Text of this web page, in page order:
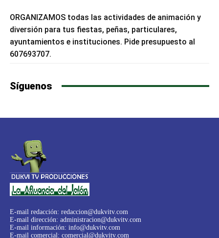
ORGANIZAMOS todas las actividades de animación y
diversión para tus fiestas, peñas, particulares,
ayuntamientos e instituciones. Pide presupuesto al
607693707.
Síguenos
E-mail redacción: redaccion@dukvitv.com
E-mail dirección: administracion@dukvitv.com
E-mail información: info@dukvitv.com
E-mail comercial: comercial@dukvitv.com